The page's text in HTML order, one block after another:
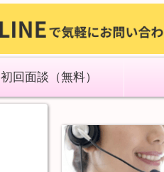
初回面談（無料）